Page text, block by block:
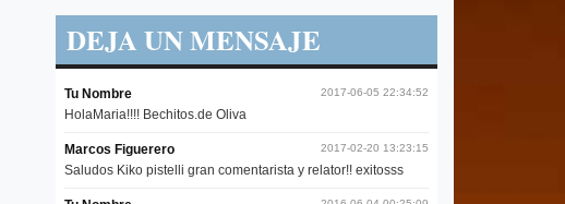
DEJA UN MENSAJE